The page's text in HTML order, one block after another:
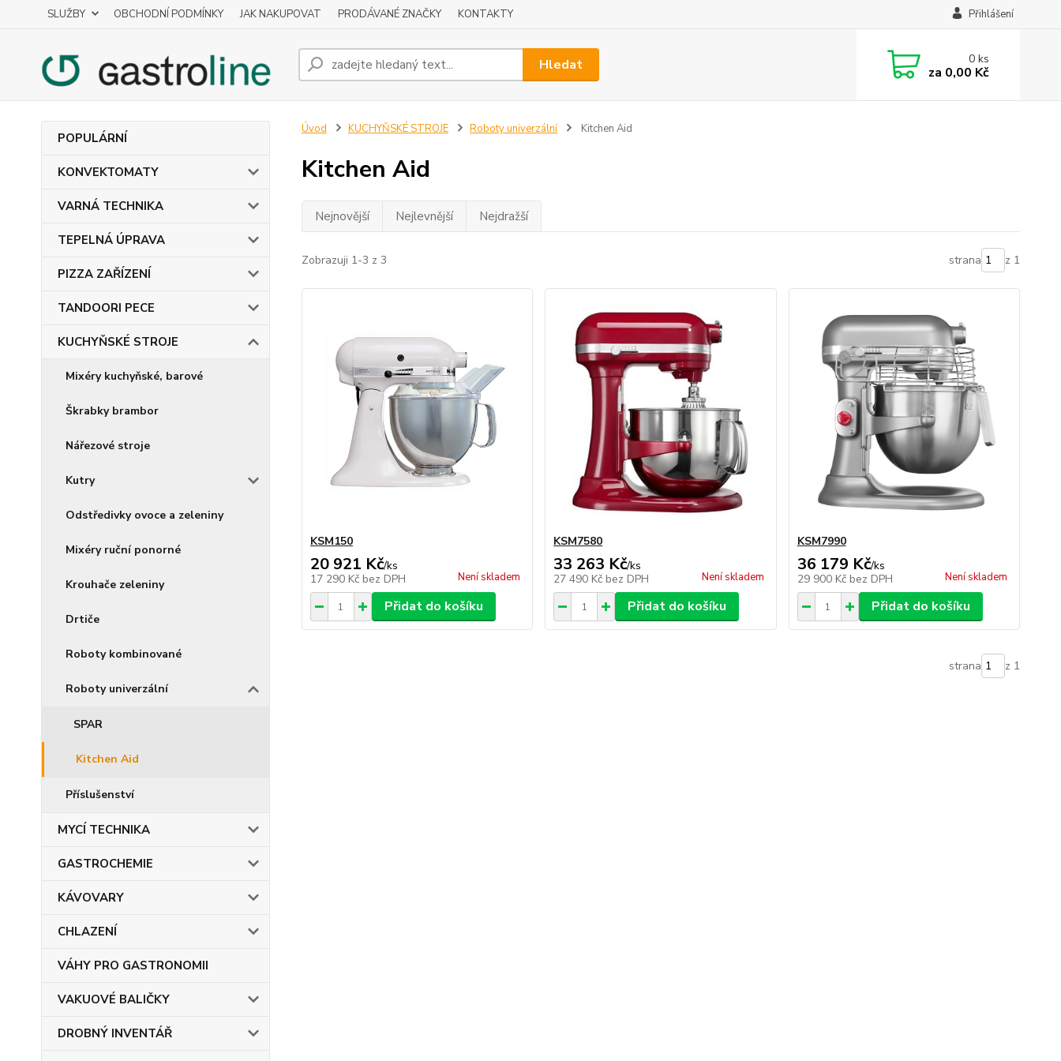
SLUŽBY OBCHODNÍ PODMÍNKY JAK NAKUPOVAT PRODÁVANÉ ZNAČKY KONTAKTY Přihlášení
Hledat 0ks
za 0,00 Kč
POPULÁRNÍ
KONVEKTOMATY
VARNÁ TECHNIKA
TEPELNÁ ÚPRAVA
PIZZA ZAŘÍZENÍ
TANDOORI PECE
KUCHYŇSKÉ STROJE
Mixéry kuchyňské, barové
Škrabky brambor
Nářezové stroje
Kutry
Odstředivky ovoce a zeleniny
Mixéry ruční ponorné
Krouhače zeleniny
Drtiče
Roboty kombinované
Roboty univerzální
SPAR
Kitchen Aid
Příslušenství
MYCÍ TECHNIKA
GASTROCHEMIE
KÁVOVARY
CHLAZENÍ
VÁHY PRO GASTRONOMII
VAKUOVÉ BALIČKY
DROBNÝ INVENTÁŘ
Úvod KUCHYŇSKÉ STROJE Roboty univerzální Kitchen Aid
Kitchen Aid
Nejnovější Nejlevnější Nejdražší
Zobrazuji 1-3 z 3 strana z 1
KSM150
20 921 Kč/ks
17 290 Kč bez DPH Není skladem
Přidat do košíku
KSM7580
33 263 Kč/ks
27 490 Kč bez DPH Není skladem
Přidat do košíku
KSM7990
36 179 Kč/ks
29 900 Kč bez DPH Není skladem
Přidat do košíku
strana z 1